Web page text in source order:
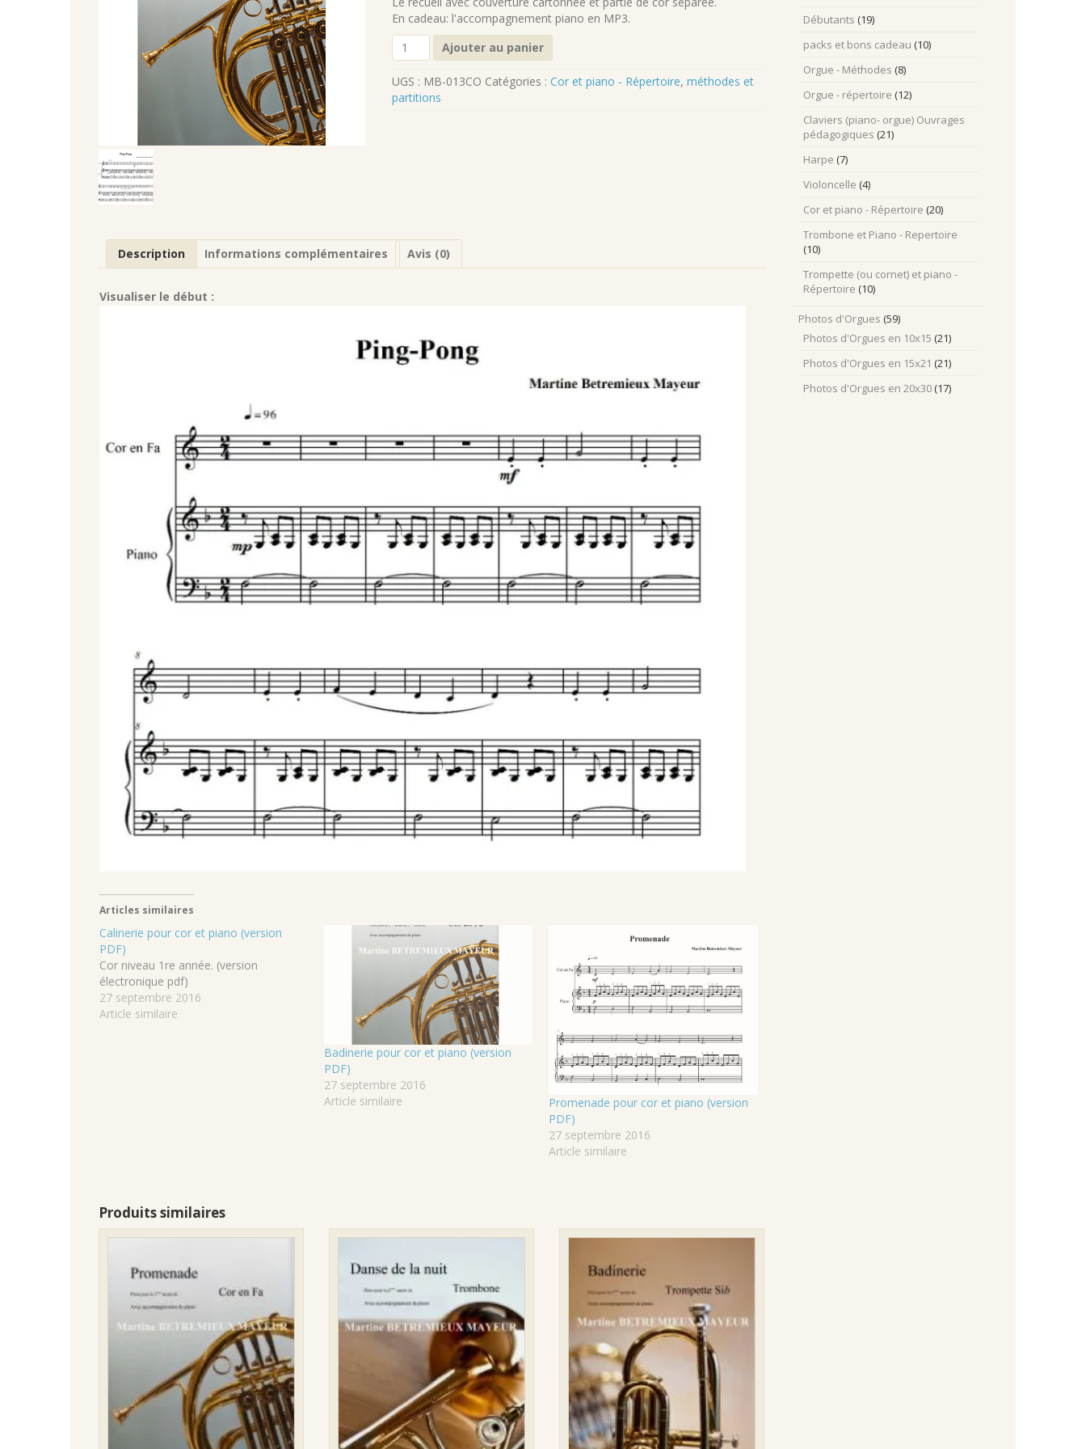
En cadeau: l'accompagnement piano en MP3.
quantité
de
Ping
Pong
pour
Ajouter au panier
UGS : MB-013CO Catégories : Cor et piano - Répertoire, méthodes et
partitions
Description Informations complémentaires Avis (0)
Visualiser le début :
Articles similaires
Calinerie pour cor et piano (version
PDF)
Cor niveau 1re année. (version
électronique pdf)
27 septembre 2016
Article similaire
Badinerie pour cor et piano (version
PDF)
27 septembre 2016
Article similaire
Promenade pour cor et piano (version
PDF)
27 septembre 2016
Article similaire
Produits similaires
Débutants (19)
packs et bons cadeau (10)
Orgue - Méthodes (8)
Orgue - répertoire (12)
Claviers (piano- orgue) Ouvrages
pédagogiques (21)
Harpe (7)
Violoncelle (4)
Cor et piano - Répertoire (20)
Trombone et Piano - Repertoire
(10)
Trompette (ou cornet) et piano -
Répertoire (10)
Photos d'Orgues (59)
Photos d'Orgues en 10x15 (21)
Photos d'Orgues en 15x21 (21)
Photos d'Orgues en 20x30 (17)